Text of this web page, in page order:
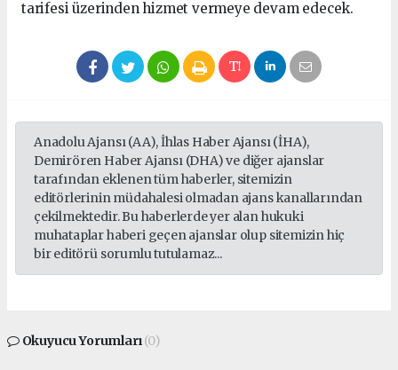
tarifesi üzerinden hizmet vermeye devam edecek.
Anadolu Ajansı (AA), İhlas Haber Ajansı (İHA),
Demirören Haber Ajansı (DHA) ve diğer ajanslar
tarafından eklenen tüm haberler, sitemizin
editörlerinin müdahalesi olmadan ajans kanallarından
çekilmektedir. Bu haberlerde yer alan hukuki
muhataplar haberi geçen ajanslar olup sitemizin hiç
bir editörü sorumlu tutulamaz...
Okuyucu Yorumları(0)